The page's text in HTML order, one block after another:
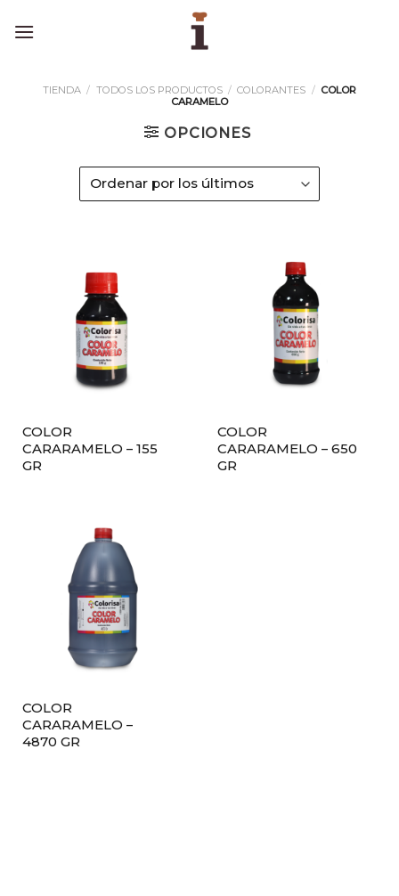
TIENDA / TODOS LOS PRODUCTOS / COLORANTES / COLOR
CARAMELO
OPCIONES
COLOR
CARARAMELO – 155
GR
COLOR
CARARAMELO – 650
GR
COLOR
CARARAMELO –
4870 GR